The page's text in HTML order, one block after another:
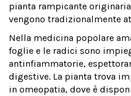
pianta rampicante
vengono tradizionalmente
Nella medicina popolare
foglie e le radici sono
antinfiammatorie,
digestive. La pianta trova
in omeopatia, dove è